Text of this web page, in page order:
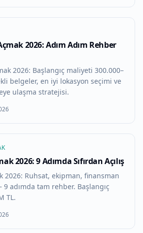
2026: Adım Adım Rehber
2026: Başlangıç maliyeti 300.000–
belgeler, en iyi lokasyon seçimi ve
ulaşma stratejisi.
2026: 9 Adımda Sıfırdan Açılış
2026: Ruhsat, ekipman, finansman
9 adımda tam rehber. Başlangıç
TL.